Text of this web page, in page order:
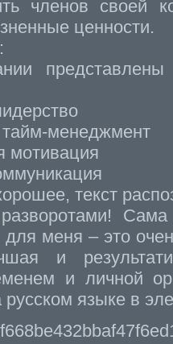
членов своей
ценности.
менеджмент
мотивация
текст
для меня – это
и
и личной
русском языке в